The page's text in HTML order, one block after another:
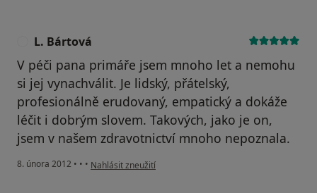
L. Bártová
V péči pana primáře jsem mnoho let a nemohu
si jej vynachválit. Je lidský, přátelský,
profesionálně erudovaný, empatický a dokáže
léčit i dobrým slovem. Takových, jako je on,
jsem v našem zdravotnictví mnoho nepoznala.
8. února 2012 • • • podle názoru uživatele L. Bártová
Nahlásit zneužití